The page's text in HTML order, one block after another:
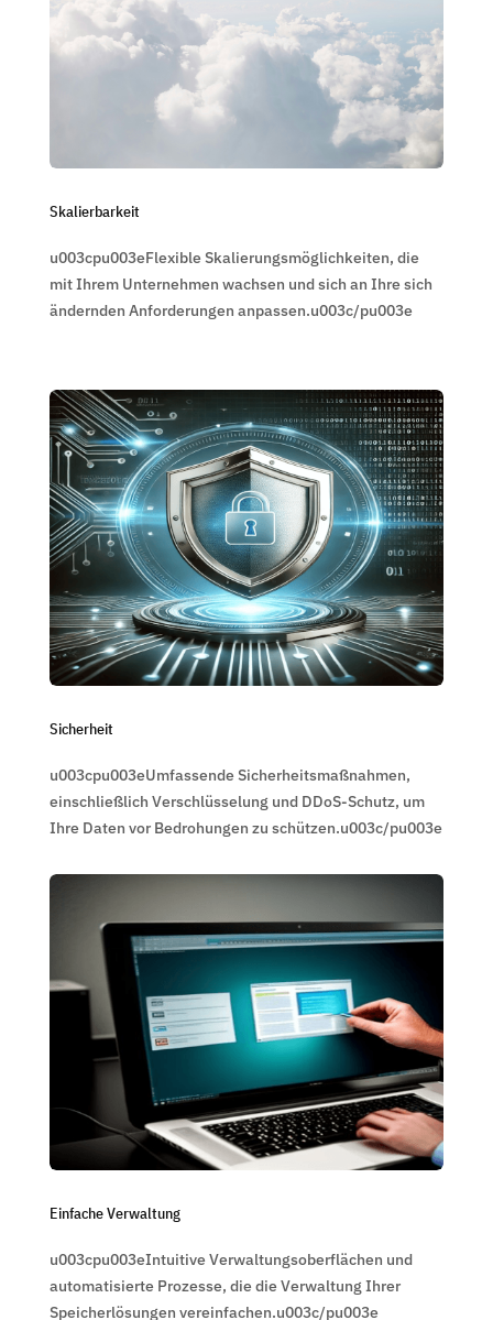
Skalierbarkeit
u003cpu003eFlexible Skalierungsmöglichkeiten, die
mit Ihrem Unternehmen wachsen und sich an Ihre sich
ändernden Anforderungen anpassen.u003c/pu003e
Sicherheit
u003cpu003eUmfassende Sicherheitsmaßnahmen,
einschließlich Verschlüsselung und DDoS-Schutz, um
Ihre Daten vor Bedrohungen zu schützen.u003c/pu003e
Einfache Verwaltung
u003cpu003eIntuitive Verwaltungsoberflächen und
automatisierte Prozesse, die die Verwaltung Ihrer
Speicherlösungen vereinfachen.u003c/pu003e